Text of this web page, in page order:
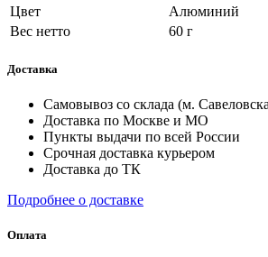
Цвет
Алюминий
Вес нетто
60 г
Доставка
Самовывоз со склада (м.
Доставка по Москве и МО
Пункты выдачи по всей России
Срочная доставка курьером
Доставка до ТК
Подробнее о доставке
Оплата